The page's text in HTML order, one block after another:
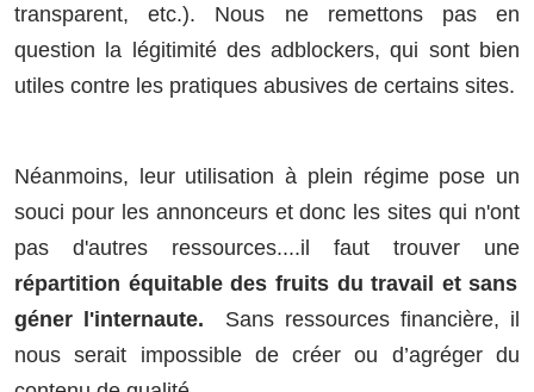
transparent, etc.). Nous ne remettons pas en
question la légitimité des adblockers, qui sont bien
utiles contre les pratiques abusives de certains sites.
Néanmoins, leur utilisation à plein régime pose un
souci pour les annonceurs et donc les sites qui n'ont
pas d'autres ressources....il faut trouver une
répartition équitable des fruits du travail et sans
géner l'internaute. Sans ressources financière, il
nous serait impossible de créer ou d’agréger du